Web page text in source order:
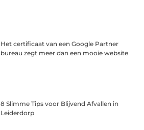
Het certificaat van een Google Partner
bureau zegt meer dan een mooie website
8 Slimme Tips voor Blijvend Afvallen in
Leiderdorp